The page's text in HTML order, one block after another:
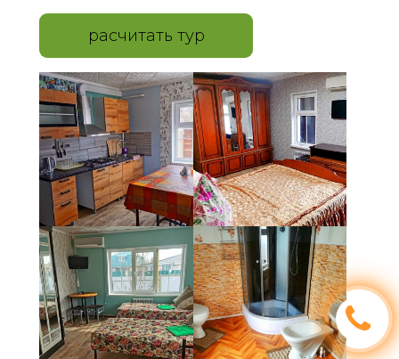
расчитать тур